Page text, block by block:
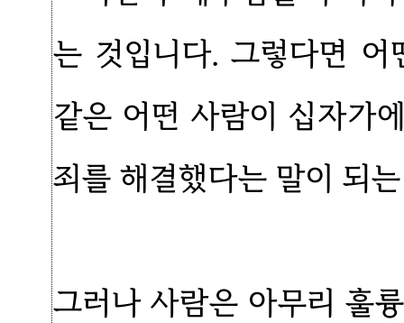
는 것입니다. 그렇다면
같은 어떤 사람이 십자가
죄를 해결했다는 말이 되
그러나 사람은 아무리 훌